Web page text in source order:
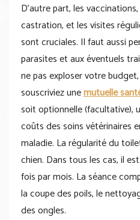
D’autre part, les
castration, et les visites
sont cruciales. Il faut aussi
parasites et aux éventuels
ne pas exploser votre
souscriviez unemutuelle
soit optionnelle (facultative),
coûts des soins vétérinaires
maladie. La régularité du
chien. Dans tous les cas, il
fois par mois. La séance
la coupe des poils, le
des ongles.